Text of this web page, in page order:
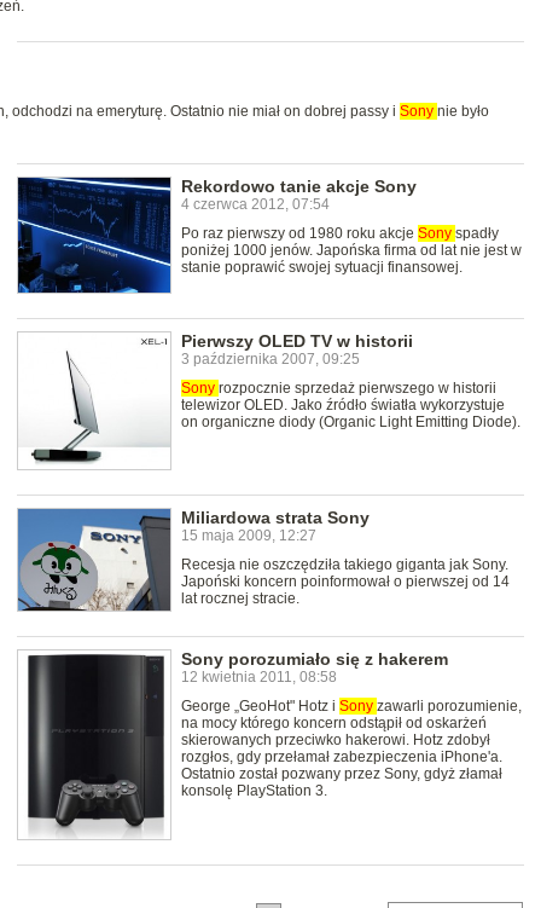
odchodzi na emeryturę. Ostatnio nie miał on dobrej passy i Sony nie było
Rekordowo tanie akcje Sony
4 czerwca 2012, 07:54
Po raz pierwszy od 1980 roku akcje Sony spadły
poniżej 1000 jenów. Japońska firma od lat nie jest w
stanie poprawić swojej sytuacji finansowej.
Pierwszy OLED TV w historii
3 października 2007, 09:25
Sony rozpocznie sprzedaż pierwszego w historii
telewizor OLED. Jako źródło światła wykorzystuje
on organiczne diody (Organic Light Emitting Diode).
Miliardowa strata Sony
15 maja 2009, 12:27
Recesja nie oszczędziła takiego giganta jak Sony.
Japoński koncern poinformował o pierwszej od 14
lat rocznej stracie.
Sony porozumiało się z hakerem
12 kwietnia 2011, 08:58
George „GeoHot" Hotz i Sony zawarli porozumienie,
na mocy którego koncern odstąpił od oskarżeń
skierowanych przeciwko hakerowi. Hotz zdobył
rozgłos, gdy przełamał zabezpieczenia iPhone'a.
Ostatnio został pozwany przez Sony, gdyż złamał
konsolę PlayStation 3.